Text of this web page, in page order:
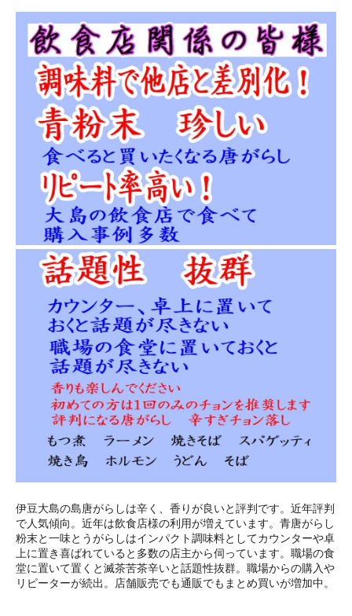
伊豆大島の島唐がらしは辛く、香りが良いと評判です。近年評判
で人気傾向。近年は飲食店様の利用が増えています。青唐がらし
粉末と一味とうがらしはインパクト調味料としてカウンターや卓
上に置き喜ばれていると多数の店主から伺っています。職場の食
堂に置いて置くと滅茶苦茶辛いと話題性抜群。職場からの購入や
リピーターが続出。店舗販売でも通販でもまとめ買いが増加中。